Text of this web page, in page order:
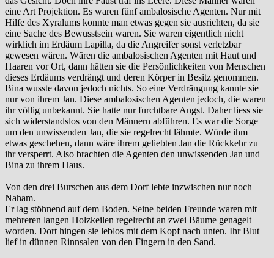
eine Art Projektion. Es waren fünf ambalosische Agenten. Nur mit
Hilfe des Xyralums konnte man etwas gegen sie ausrichten, da sie
eine Sache des Bewusstsein waren. Sie waren eigentlich nicht
wirklich im Erdäum Lapilla, da die Angreifer sonst verletzbar
gewesen wären. Wären die ambalosischen Agenten mit Haut und
Haaren vor Ort, dann hätten sie die Persönlichkeiten von Menschen
dieses Erdäums verdrängt und deren Körper in Besitz genommen.
Bina wusste davon jedoch nichts. So eine Verdrängung kannte sie
nur von ihrem Jan. Diese ambalosischen Agenten jedoch, die waren
ihr völlig unbekannt. Sie hatte nur furchtbare Angst. Daher liess sie
sich widerstandslos von den Männern abführen. Es war die Sorge
um den unwissenden Jan, die sie regelrecht lähmte. Würde ihm
etwas geschehen, dann wäre ihrem geliebten Jan die Rückkehr zu
ihr versperrt. Also brachten die Agenten den unwissenden Jan und
Bina zu ihrem Haus.
Von den drei Burschen aus dem Dorf lebte inzwischen nur noch
Naham.
Er lag stöhnend auf dem Boden. Seine beiden Freunde waren mit
mehreren langen Holzkeilen regelrecht an zwei Bäume genagelt
worden. Dort hingen sie leblos mit dem Kopf nach unten. Ihr Blut
lief in dünnen Rinnsalen von den Fingern in den Sand.